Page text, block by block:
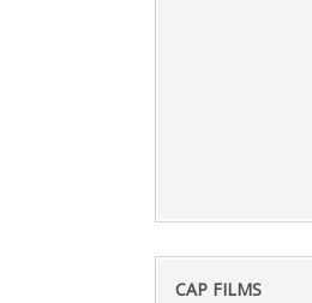
‎CAP FILMS‎